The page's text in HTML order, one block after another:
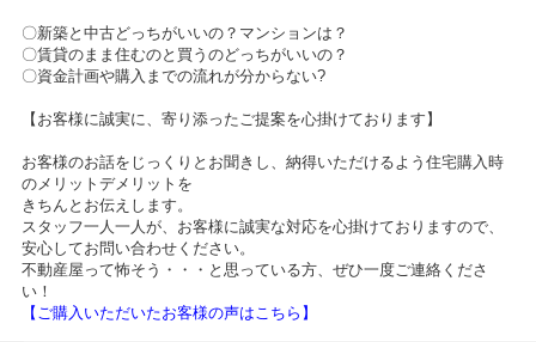
〇新築と中古どっちがいいの？マンションは？
〇賃貸のまま住むのと買うのどっちがいいの？
〇資金計画や購入までの流れが分からない?
【お客様に誠実に、寄り添ったご提案を心掛けております】
お客様のお話をじっくりとお聞きし、納得いただけるよう住宅購入時
のメリットデメリットを
きちんとお伝えします。
スタッフ一人一人が、お客様に誠実な対応を心掛けておりますので、
安心してお問い合わせください。
不動産屋って怖そう・・・と思っている方、ぜひ一度ご連絡くださ
い！
【ご購入いただいたお客様の声はこちら】